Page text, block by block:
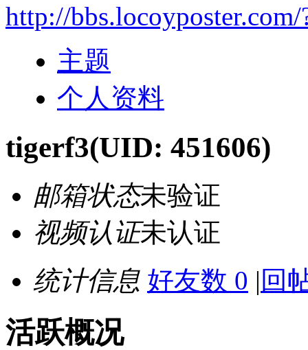
http://bbs.locoyposter.com/
主题
个人资料
tigerf3(UID: 451606)
邮箱状态未验证
视频认证未认证
统计信息 好友数 0 | 回
活跃概况